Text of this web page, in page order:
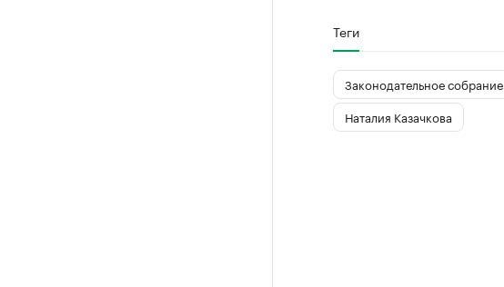
Теги
Законодательное собрание
Наталия Казачкова